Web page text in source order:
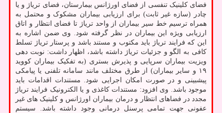
فضای کلینیک تنفسی از فضای اورژانس بیمارستان، فضای تریاژ و یا
چادر (سازه غیر ثابت) برای ارزیابی بیماران مشکوک و محتمل به
همراه ترسیم خط سیر بیماران از واحد تریاژ تا فضای انتظار و اتاق
ارزیابی ویژه این بیماران در نظر گرفته شود. وی ضمن اشاره به
این که فرایند تریاژ باید مکتوب و مستند باشد و پرستار تریاژ تسلط
کافی به الگو و جزئیات تریاژ داشته باشد، اظهار داشت: نوبت دهی
ویزیت بیماران سرپایی و پذیرش بستری (به تفکیک بیماران کووید
۱۹ و سایر بیماران) از طرق مختلف مانند سامانه تلفنی یا پیامکی
پیشبینی و در صورت امکان اجرایی شود. مستندات اقدامات باید
موجود باشد. وی افزود: مستندات کاغذی و یا الکترونیک فرایند تریاژ
مجدد در فضاهای انتظار و درمان بیماران اورژانس و کلینیک های غیر
عفونی جهت تمامی پرسنل درمانی وجود داشته باشد. سیستم